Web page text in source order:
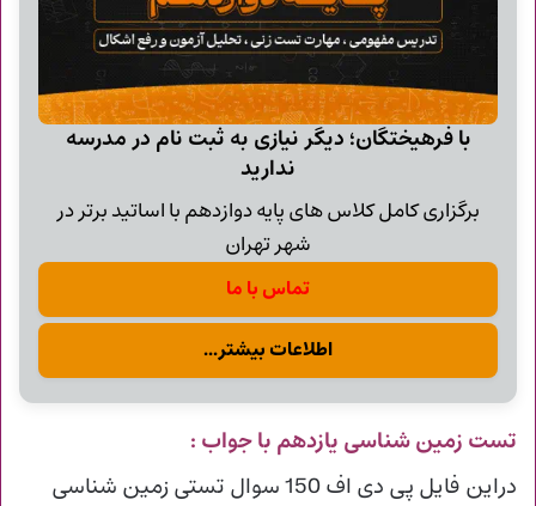
با فرهیختگان؛ دیگر نیازی به ثبت نام در مدرسه
ندارید
برگزاری کامل کلاس های پایه دوازدهم با اساتید برتر در
شهر تهران
تماس با ما
اطلاعات بیشتر...
تست زمین شناسی یازدهم با جواب :
دراین فایل پی دی اف 150 سوال تستی زمین شناسی